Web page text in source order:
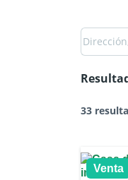
33
Venta